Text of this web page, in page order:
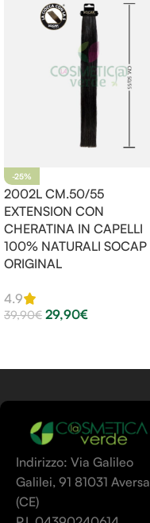
-25%
2002L CM.50/55
EXTENSION CON
CHERATINA IN CAPELLI
100% NATURALI SOCAP
ORIGINAL
4.9
39,90€ 29,90€
Indirizzo: Via Galileo
Galilei, 91 81031 Aversa
(CE)